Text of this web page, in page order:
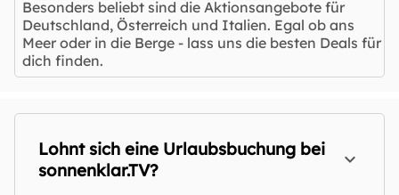
Besonders beliebt sind die Aktionsangebote für
Deutschland, Österreich und Italien. Egal ob ans
Meer oder in die Berge - lass uns die besten Deals für
dich finden.
Lohnt sich eine Urlaubsbuchung bei
sonnenklar.TV?